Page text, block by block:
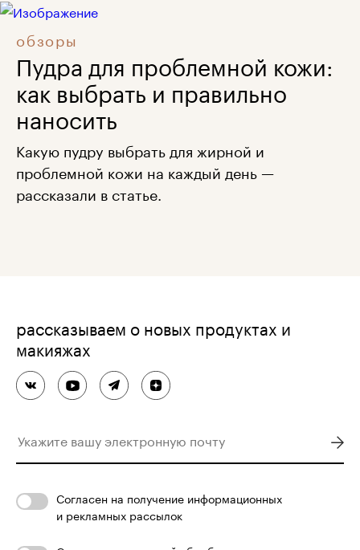
обзоры
Пудра для проблемной кожи:
как выбрать и правильно
наносить
Какую пудру выбрать для жирной и
проблемной кожи на каждый день —
рассказали в статье.
рассказываем о новых продуктах и
макияжах
Согласен на получение информационных
и рекламных рассылок